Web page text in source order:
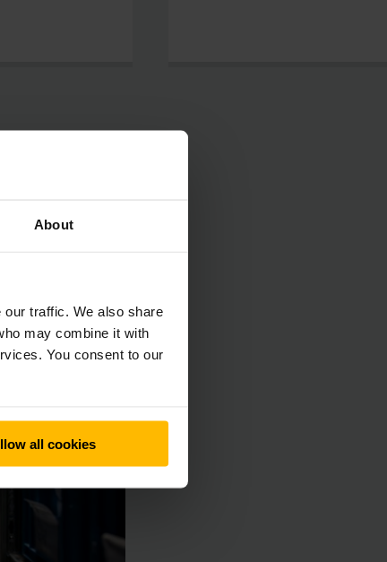
About
traffic. We also share
may combine it with
You consent to our
all cookies